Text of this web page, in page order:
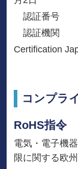
認証番号
認証機関
Certification
コンプラ
RoHS指令
電気・電子機
限に関する欧